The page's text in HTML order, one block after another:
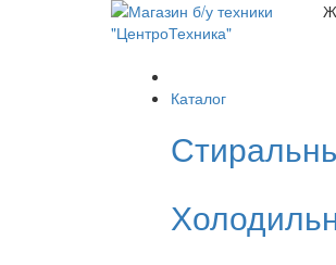
Каталог